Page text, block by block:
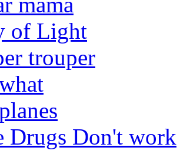
of Light
trouper
Drugs Don't work